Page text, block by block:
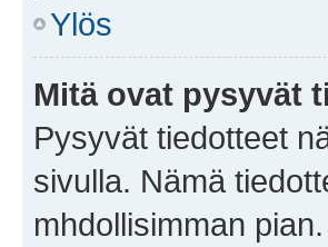
Ylös
Mitä ovat pysyvät
Pysyvät tiedotteet
sivulla. Nämä
mhdollisimman